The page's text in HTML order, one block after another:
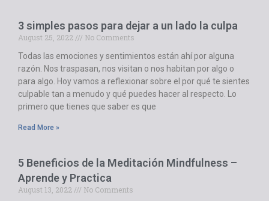
3 simples pasos para dejar a un lado la culpa
August 25, 2022
No Comments
Todas las emociones y sentimientos están ahí por alguna
razón. Nos traspasan, nos visitan o nos habitan por algo o
para algo. Hoy vamos a reflexionar sobre el por qué te sientes
culpable tan a menudo y qué puedes hacer al respecto. Lo
primero que tienes que saber es que
Read More »
5 Beneficios de la Meditación Mindfulness –
Aprende y Practica
August 13, 2022
No Comments